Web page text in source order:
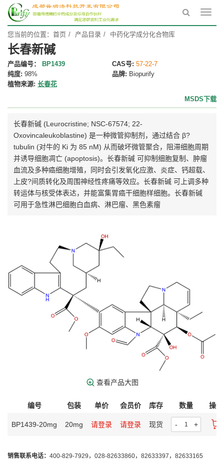
您当前的位置： 首页 产品目录 中药化学成分化合物库
长春新碱
产品编号： BP1439 CAS号: 57-22-7
纯度: 98% 品牌: Biopurify
植物来源: 长春花
MSDS下载
长春新碱 (Leurocristine; NSC-67574; 22-
Oxovincaleukoblastine) 是一种微管抑制剂，通过结合 β?
tubulin (对牛的 Ki 为 85 nM) 从而破坏微管聚合，阻滞细胞周期
并诱导细胞凋亡 (apoptosis)。长春新碱 可抑制细胞复制、肿瘤
血流及多种癌细胞增殖，同时会引发氧化应激、炎症、钙超载、
上皮?间质转化及周围神经性疼痛等效应。长春新碱 可上调多种
转运体与核受体表达，并能富集胃癌干细胞样细胞。长春新碱
可用于急性淋巴细胞白血病、淋巴瘤、黑色素瘤
查看产品大图
编号 包装 单价 会员价 库存 数量 操作
BP1439-20mg 20mg 请登录 请登录 现货 - +
销售联系电话： 400-829-7929，028-82633860，82633397，82633165